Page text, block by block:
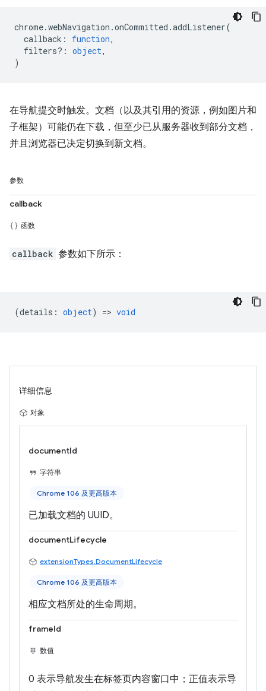
chrome.webNavigation .onCommitted .addListener(
callback : function,
filters? : object,
)
在导航提交时触发。文档（以及其引用的资源，例如图片和
子框架）可能仍在下载，但至少已从服务器收到部分文档，
并且浏览器已决定切换到新文档。
参数
callback
函数
callback 参数如下所示：
(details : object) => void
详细信息
对象
documentId
字符串
Chrome 106 及更高版本
已加载文档的 UUID。
documentLifecycle
extensionTypes.DocumentLifecycle
Chrome 106 及更高版本
相应文档所处的生命周期。
frameId
数值
0 表示导航发生在标签页内容窗口中；正值表示导